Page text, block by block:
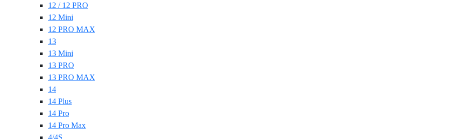
12 / 12 PRO
12 Mini
12 PRO MAX
13
13 Mini
13 PRO
13 PRO MAX
14
14 Plus
14 Pro
14 Pro Max
4/4S